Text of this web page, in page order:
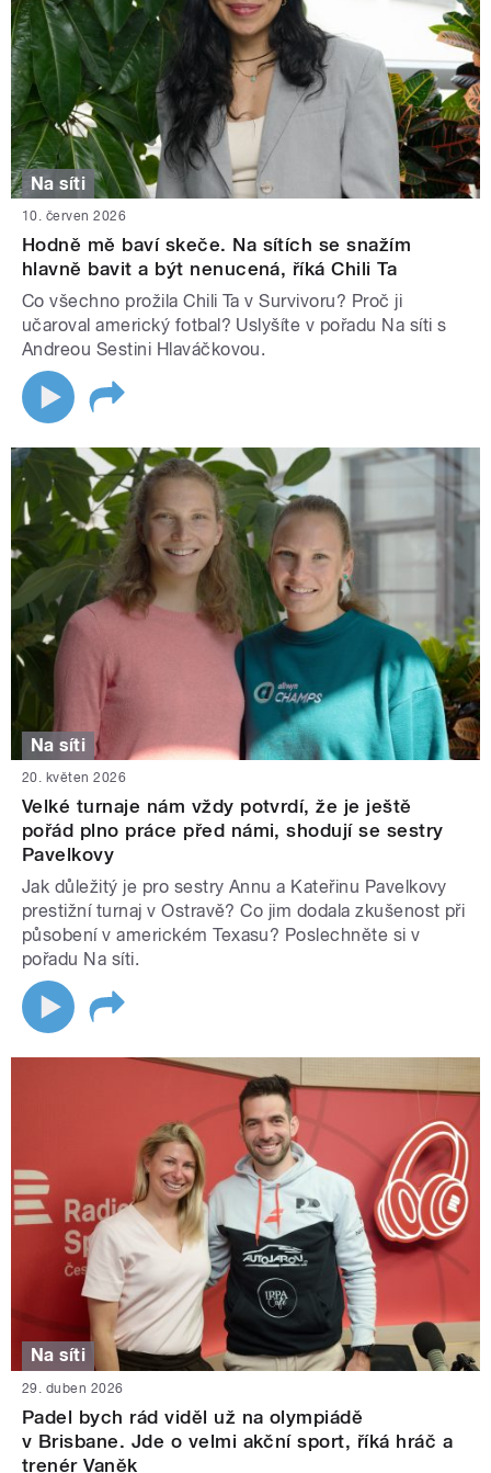
Na síti
10. červen 2026
Hodně mě baví skeče. Na sítích se snažím
hlavně bavit a být nenucená, říká Chili Ta
Co všechno prožila Chili Ta v Survivoru? Proč ji
učaroval americký fotbal? Uslyšíte v pořadu Na síti s
Andreou Sestini Hlaváčkovou.
Na síti
20. květen 2026
Velké turnaje nám vždy potvrdí, že je ještě
pořád plno práce před námi, shodují se sestry
Pavelkovy
Jak důležitý je pro sestry Annu a Kateřinu Pavelkovy
prestižní turnaj v Ostravě? Co jim dodala zkušenost při
působení v americkém Texasu? Poslechněte si v
pořadu Na síti.
Na síti
29. duben 2026
Padel bych rád viděl už na olympiádě
v Brisbane. Jde o velmi akční sport, říká hráč a
trenér Vaněk